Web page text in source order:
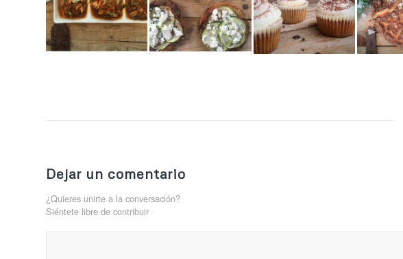
Dejar un comentario
¿Quieres unirte a la conversación?
Siéntete libre de contribuir